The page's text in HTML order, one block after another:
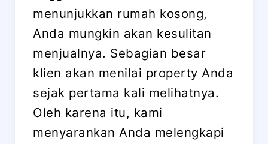
menunjukkan rumah kosong,
Anda mungkin akan kesulitan
menjualnya. Sebagian besar
klien akan menilai property Anda
sejak pertama kali melihatnya.
Oleh karena itu, kami
menyarankan Anda melengkapi